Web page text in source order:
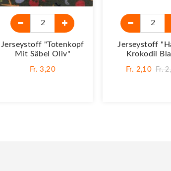
Jerseystoff "Totenkopf
Mit Säbel Oliv"
Fr. 3,20
Jerseystoff
Krokodil
Fr. 2,10 Fr.